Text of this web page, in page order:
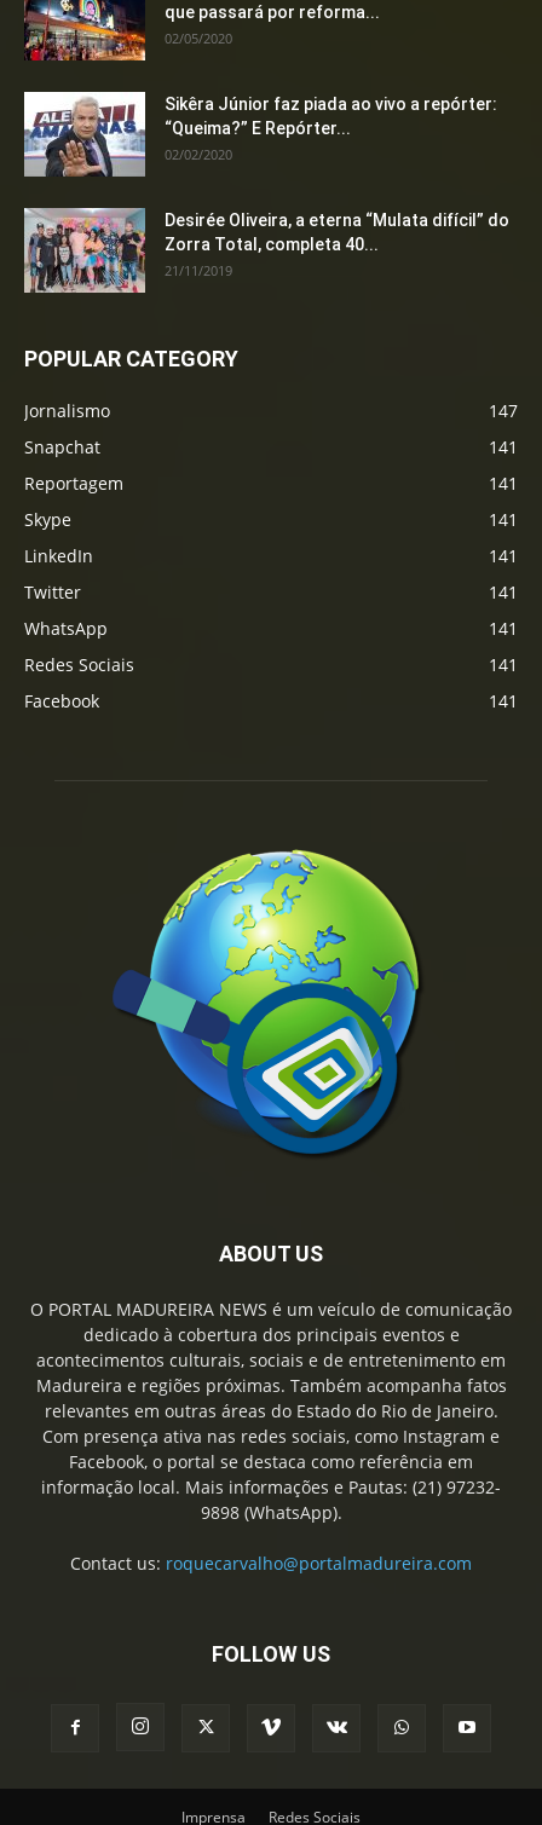
que passará por reforma...
02/05/2020
Sikêra Júnior faz piada ao vivo a repórter:
“Queima?” E Repórter...
02/02/2020
Desirée Oliveira, a eterna “Mulata difícil” do
Zorra Total, completa 40...
21/11/2019
POPULAR CATEGORY
Jornalismo
147
Snapchat
141
Reportagem
141
Skype
141
LinkedIn
141
Twitter
141
WhatsApp
141
Redes Sociais
141
Facebook
141
ABOUT US
O PORTAL MADUREIRA NEWS é um veículo de comunicação
dedicado à cobertura dos principais eventos e
acontecimentos culturais, sociais e de entretenimento em
Madureira e regiões próximas. Também acompanha fatos
relevantes em outras áreas do Estado do Rio de Janeiro.
Com presença ativa nas redes sociais, como Instagram e
Facebook, o portal se destaca como referência em
informação local. Mais informações e Pautas: (21) 97232-
9898 (WhatsApp).
Contact us: roquecarvalho@portalmadureira.com
FOLLOW US
Imprensa Redes Sociais